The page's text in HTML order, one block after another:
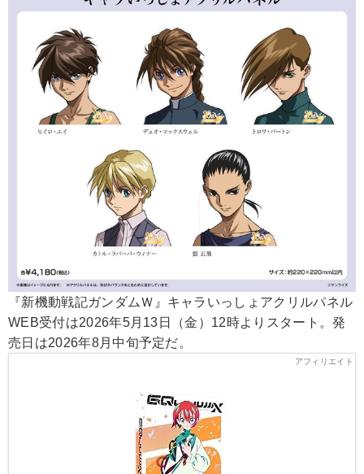
『新機動戦記ガンダムＷ』キャラいっしょアクリルパネル
WEB受付は2026年5月13日（金）12時よりスタート。発
売日は2026年8月中旬予定だ。